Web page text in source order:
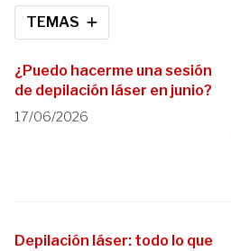
TEMAS
¿Puedo hacerme una sesión
de depilación láser en junio?
17/06/2026
Depilación láser: todo lo que